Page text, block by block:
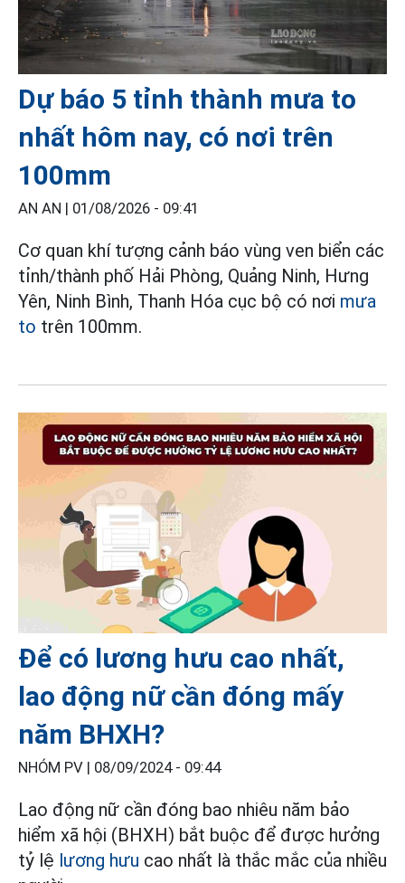
Dự báo 5 tỉnh thành mưa to
nhất hôm nay, có nơi trên
100mm
AN AN | 01/08/2026 - 09:41
Cơ quan khí tượng cảnh báo vùng ven biển các
tỉnh/thành phố Hải Phòng, Quảng Ninh, Hưng
Yên, Ninh Bình, Thanh Hóa cục bộ có nơi mưa
to trên 100mm.
Để có lương hưu cao nhất,
lao động nữ cần đóng mấy
năm BHXH?
NHÓM PV | 08/09/2024 - 09:44
Lao động nữ cần đóng bao nhiêu năm bảo
hiểm xã hội (BHXH) bắt buộc để được hưởng
tỷ lệ lương hưu cao nhất là thắc mắc của nhiều